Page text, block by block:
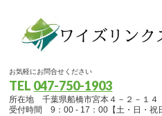
お気軽にお問合せください
TEL 047-750-1903
所在地 千葉県船橋市宮本４－２－１４
受付時間 9：00 - 17：00【土・日・祝